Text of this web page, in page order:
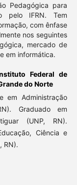
Pedagógica para
pelo IFRN. Tem
com ênfase
nos seguintes
mercado de
em informática.
Federal de
do Norte
em Administração
Graduado em
(UNP, RN).
Ciência e
RN).